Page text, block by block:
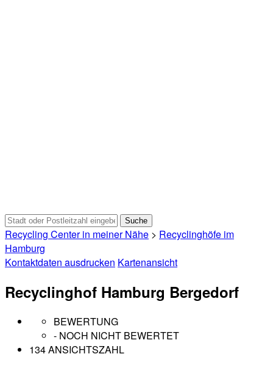
Recycling Center in meiner Nähe > Recyclinghöfe im
Hamburg
Kontaktdaten ausdrucken Kartenansicht
Recyclinghof Hamburg Bergedorf
BEWERTUNG
- NOCH NICHT BEWERTET
134 ANSICHTSZAHL